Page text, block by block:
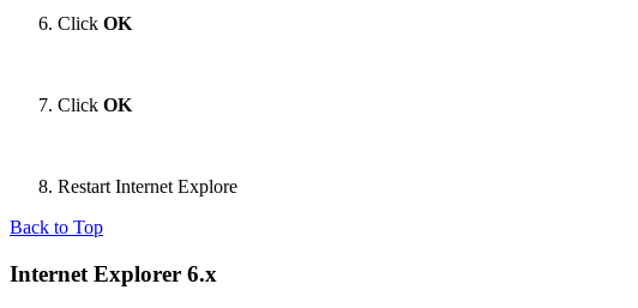
Click OK
Click OK
Restart Internet Explore
Back to Top
Internet Explorer 6.x